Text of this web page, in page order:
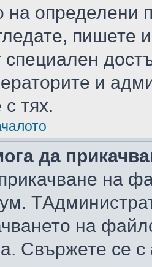
на определени
пишете
специален
и
тях.
да
на
на
Свържете се